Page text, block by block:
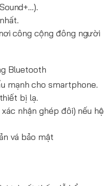
công cộng đông người
Bluetooth
mạnh cho smartphone.
bị lạ.
nhận ghép đôi) nếu hệ
vá bảo mật